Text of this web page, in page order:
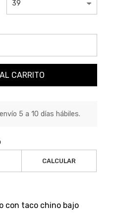
CARRITO
5 a 10 días hábiles.
CALCULAR
con taco chino bajo